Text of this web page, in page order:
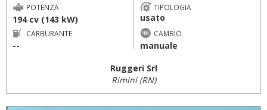
POTENZA
194 cv (143 kW)
TIPOLOGIA
usato
CARBURANTE
--
CAMBIO
manuale
Ruggeri Srl
Rimini (RN)